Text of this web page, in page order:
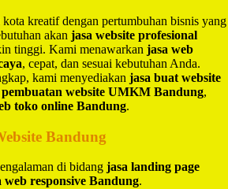
kreatif dengan pertumbuhan bisnis yang
akan jasa website profesional
tinggi. Kami menawarkan jasa web
, cepat, dan sesuai kebutuhan Anda.
kami menyediakan jasa buat website
pembuatan website UMKM Bandung,
toko online Bandung.
Bandung
di bidang jasa landing page
web responsive Bandung.